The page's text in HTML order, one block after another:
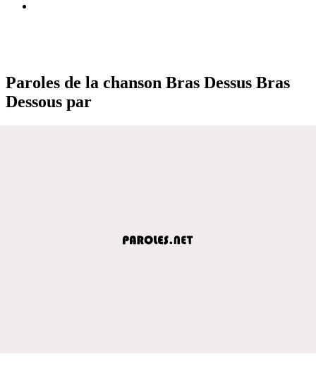
Paroles de la chanson Bras Dessus Bras
Dessous par